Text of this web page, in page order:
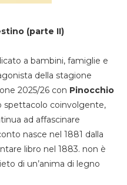
(parte II)
a bambini, famiglie e
della stagione
2025/26 con Pinocchio
spettacolo coinvolgente,
ad affascinare
nasce nel 1881 dalla
libro nel 1883. non è
di un’anima di legno